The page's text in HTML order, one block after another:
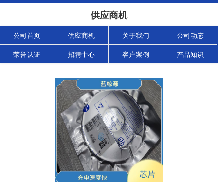
供应商机
公司首页 供应商机 关于我们 公司动态
荣誉认证 招聘中心 客户案例 产品知识